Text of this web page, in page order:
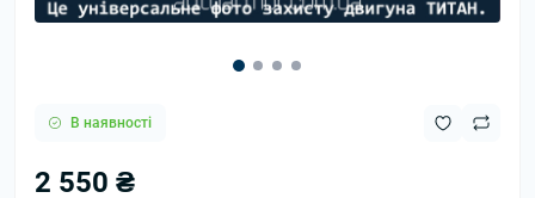
В наявності
2 550 ₴